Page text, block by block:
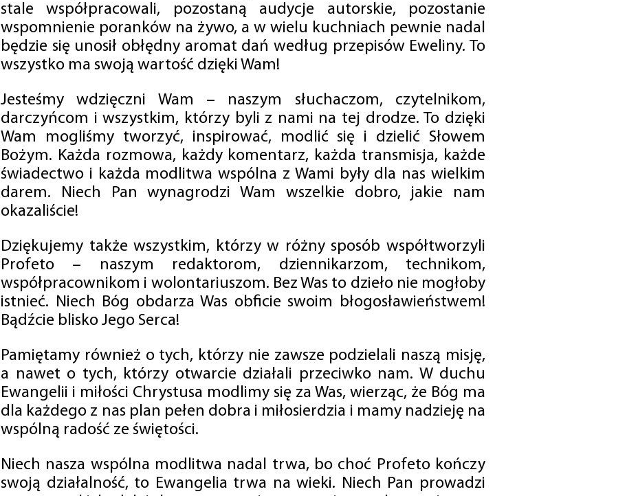
stale współpracowali, pozostaną audycje autorskie, pozostanie
wspomnienie poranków na żywo, a w wielu kuchniach pewnie nadal
będzie się unosił obłędny aromat dań według przepisów Eweliny. To
wszystko ma swoją wartość dzięki Wam!
Jesteśmy wdzięczni Wam – naszym słuchaczom, czytelnikom,
darczyńcom i wszystkim, którzy byli z nami na tej drodze. To dzięki
Wam mogliśmy tworzyć, inspirować, modlić się i dzielić Słowem
Bożym. Każda rozmowa, każdy komentarz, każda transmisja, każde
świadectwo i każda modlitwa wspólna z Wami były dla nas wielkim
darem. Niech Pan wynagrodzi Wam wszelkie dobro, jakie nam
okazaliście!
Dziękujemy także wszystkim, którzy w różny sposób współtworzyli
Profeto – naszym redaktorom, dziennikarzom, technikom,
współpracownikom i wolontariuszom. Bez Was to dzieło nie mogłoby
istnieć. Niech Bóg obdarza Was obficie swoim błogosławieństwem!
Bądźcie blisko Jego Serca!
Pamiętamy również o tych, którzy nie zawsze podzielali naszą misję,
a nawet o tych, którzy otwarcie działali przeciwko nam. W duchu
Ewangelii i miłości Chrystusa modlimy się za Was, wierząc, że Bóg ma
dla każdego z nas plan pełen dobra i miłosierdzia i mamy nadzieję na
wspólną radość ze świętości.
Niech nasza wspólna modlitwa nadal trwa, bo choć Profeto kończy
swoją działalność, to Ewangelia trwa na wieki. Niech Pan prowadzi